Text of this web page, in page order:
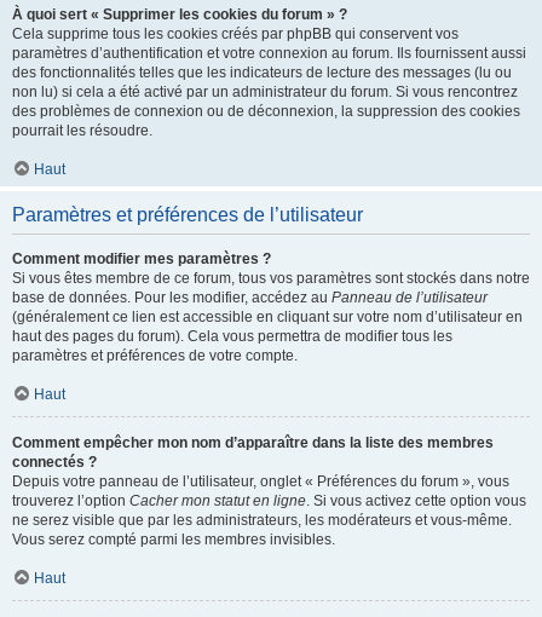
À quoi sert « Supprimer les cookies du forum » ?
Cela supprime tous les cookies créés par phpBB qui conservent vos
paramètres d’authentification et votre connexion au forum. Ils fournissent aussi
des fonctionnalités telles que les indicateurs de lecture des messages (lu ou
non lu) si cela a été activé par un administrateur du forum. Si vous rencontrez
des problèmes de connexion ou de déconnexion, la suppression des cookies
pourrait les résoudre.
Haut
Paramètres et préférences de l’utilisateur
Comment modifier mes paramètres ?
Si vous êtes membre de ce forum, tous vos paramètres sont stockés dans notre
base de données. Pour les modifier, accédez au Panneau de l’utilisateur
(généralement ce lien est accessible en cliquant sur votre nom d’utilisateur en
haut des pages du forum). Cela vous permettra de modifier tous les
paramètres et préférences de votre compte.
Haut
Comment empêcher mon nom d’apparaître dans la liste des membres
connectés ?
Depuis votre panneau de l’utilisateur, onglet « Préférences du forum », vous
trouverez l’option Cacher mon statut en ligne. Si vous activez cette option vous
ne serez visible que par les administrateurs, les modérateurs et vous-même.
Vous serez compté parmi les membres invisibles.
Haut